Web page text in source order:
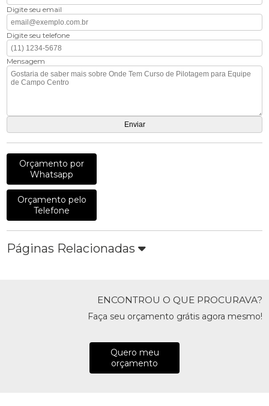
Digite seu email
Digite seu telefone
Mensagem
Orçamento por
Whatsapp
Orçamento pelo
Telefone
Páginas Relacionadas
ENCONTROU O QUE PROCURAVA?
Faça seu orçamento grátis agora mesmo!
Quero meu
orçamento